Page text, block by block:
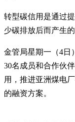
转型碳信用是通过
少碳排放后而产生
金管局星期一（4日
30名成员和合作伙
用，推进亚洲煤电
的融资方案。